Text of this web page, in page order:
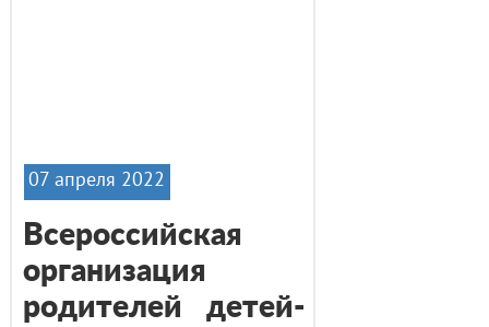
Всероссийская
организация
родителей детей-
07 апреля 2022